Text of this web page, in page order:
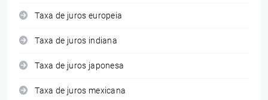
Taxa de juros europeia
Taxa de juros indiana
Taxa de juros japonesa
Taxa de juros mexicana